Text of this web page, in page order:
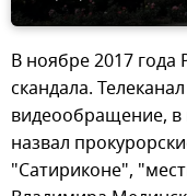
В ноябре 2017 года
скандала.
видеообращение, в
назвал
"Сатириконе",